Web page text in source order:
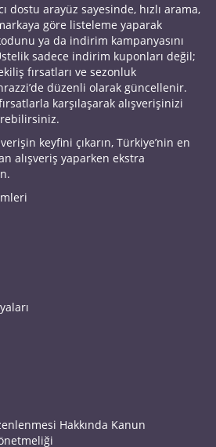
dostu arayüz sayesinde, hızlı arama,
göre listeleme yaparak
ya da indirim kampanyasını
sadece indirim kuponları değil;
fırsatları ve sezonluk
düzenli olarak güncellenir.
karşılaşarak alışverişinizi
keyfini çıkarın, Türkiye’nin en
alışveriş yaparken ekstra
Hakkında Kanun